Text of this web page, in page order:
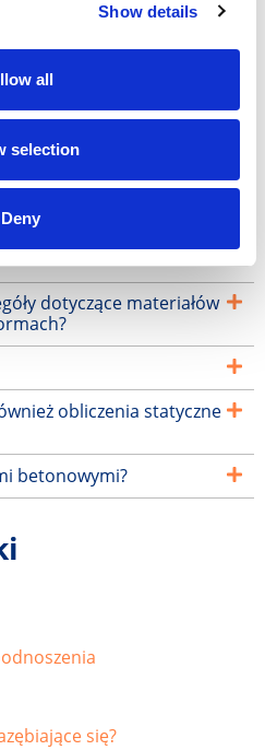
Show details
all
selection
Deny pytania
dotyczące materiałów
obliczenia statyczne
betonowymi?
się?